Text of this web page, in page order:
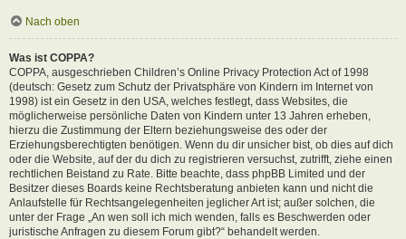
Nach oben
Was ist COPPA?
COPPA, ausgeschrieben Children’s Online Privacy Protection Act of 1998
(deutsch: Gesetz zum Schutz der Privatsphäre von Kindern im Internet von
1998) ist ein Gesetz in den USA, welches festlegt, dass Websites, die
möglicherweise persönliche Daten von Kindern unter 13 Jahren erheben,
hierzu die Zustimmung der Eltern beziehungsweise des oder der
Erziehungsberechtigten benötigen. Wenn du dir unsicher bist, ob dies auf dich
oder die Website, auf der du dich zu registrieren versuchst, zutrifft, ziehe einen
rechtlichen Beistand zu Rate. Bitte beachte, dass phpBB Limited und der
Besitzer dieses Boards keine Rechtsberatung anbieten kann und nicht die
Anlaufstelle für Rechtsangelegenheiten jeglicher Art ist; außer solchen, die
unter der Frage „An wen soll ich mich wenden, falls es Beschwerden oder
juristische Anfragen zu diesem Forum gibt?“ behandelt werden.